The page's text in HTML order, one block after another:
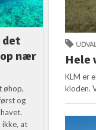
Hele
KLM er
kloden.
det
nær
øhop,
og
ikke, at